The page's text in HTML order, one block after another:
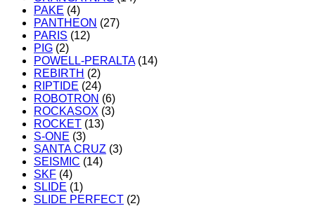
PAKE (4)
PANTHEON (27)
PARIS (12)
PIG (2)
POWELL-PERALTA (14)
REBIRTH (2)
RIPTIDE (24)
ROBOTRON (6)
ROCKASOX (3)
ROCKET (13)
S-ONE (3)
SANTA CRUZ (3)
SEISMIC (14)
SKF (4)
SLIDE (1)
SLIDE PERFECT (2)